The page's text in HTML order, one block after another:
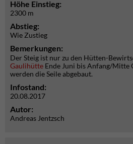
Höhe Einstieg:
2300 m
Abstieg:
Wie Zustieg
Bemerkungen:
Der Steig ist nur zu den Hütten-
Gaulihütte Ende Juni bis Anfang/Mitte
werden die Seile abgebaut.
Infostand:
20.08.2017
Autor:
Andreas Jentzsch